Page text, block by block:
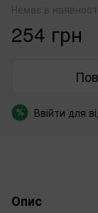
Немає в
254 грн
% Ввійти для
Опис